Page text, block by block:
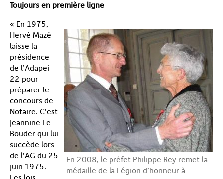
Toujours en première ligne
En 2008, le préfet Philippe Rey remet la
médaille de la Légion d’honneur à
« En 1975,
Hervé Mazé
laisse la
présidence
de l’Adapei
22 pour
préparer le
concours de
Notaire. C’est
Jeannine Le
Bouder qui lui
succède lors
de l’AG du 25
juin 1975.